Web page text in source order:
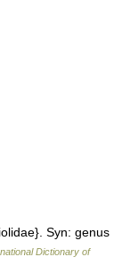
Syn: genus
Dictionary of